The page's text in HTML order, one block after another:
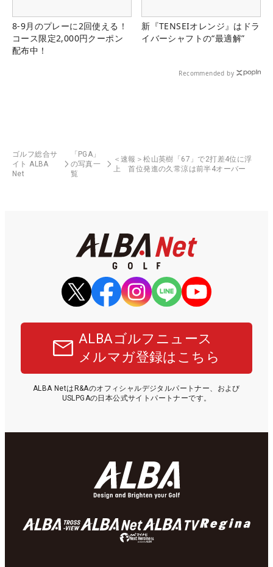
8-9月のプレーに2回使える！
コース限定2,000円クーポン
配布中！
新『TENSEIオレンジ』はドラ
イバーシャフトの“最適解”
Recommended by
ゴルフ総合サ
イト ALBA
Net
「PGA」
の写真一
覧
＜速報＞松山英樹「67」で2打差4位に浮
上 首位発進の久常涼は前半4オーバー
ALBAゴルフニュース
メルマガ登録はこちら
ALBA NetはR&Aのオフィシャルデジタルパートナー、および
USLPGAの日本公式サイトパートナーです。